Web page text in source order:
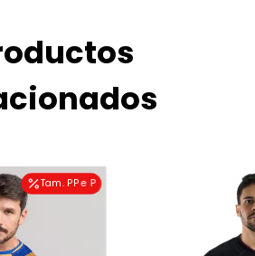
Tam. PP e P